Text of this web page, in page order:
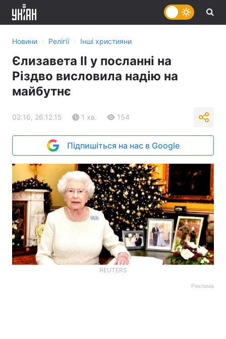
Новини › Релігії › Інші християни
Єлизавета II у посланні на
Різдво висловила надію на
майбутнє
02:16, 26.12.15 1 хв. 154
Підпишіться на нас в Google
REUTERS
Реклама